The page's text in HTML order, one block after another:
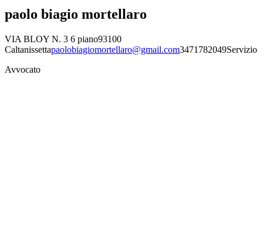
paolo biagio mortellaro
VIA BLOY N. 3 6 piano93100
Caltanissettapaolobiagiomortellaro@gmail.com3471782049Servizio
Avvocato